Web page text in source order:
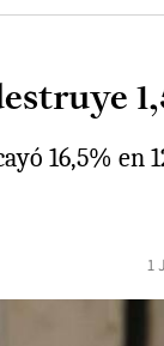
16,5% en
1